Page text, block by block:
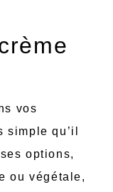
vos
qu’il
options,
ou végétale,